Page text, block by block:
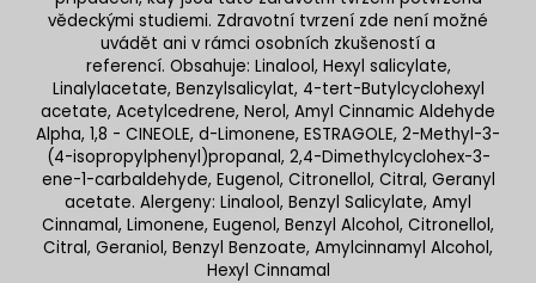
vědeckými studiemi. Zdravotní tvrzení zde není možné
uvádět ani v rámci osobních zkušeností a
referencí. Obsahuje: Linalool, Hexyl salicylate,
Linalylacetate, Benzylsalicylat, 4-tert-Butylcyclohexyl
acetate, Acetylcedrene, Nerol, Amyl Cinnamic Aldehyde
Alpha, 1,8 - CINEOLE, d-Limonene, ESTRAGOLE, 2-Methyl-3-
(4-isopropylphenyl)propanal, 2,4-Dimethylcyclohex-3-
ene-1-carbaldehyde, Eugenol, Citronellol, Citral, Geranyl
acetate. Alergeny: Linalool, Benzyl Salicylate, Amyl
Cinnamal, Limonene, Eugenol, Benzyl Alcohol, Citronellol,
Citral, Geraniol, Benzyl Benzoate, Amylcinnamyl Alcohol,
Hexyl Cinnamal